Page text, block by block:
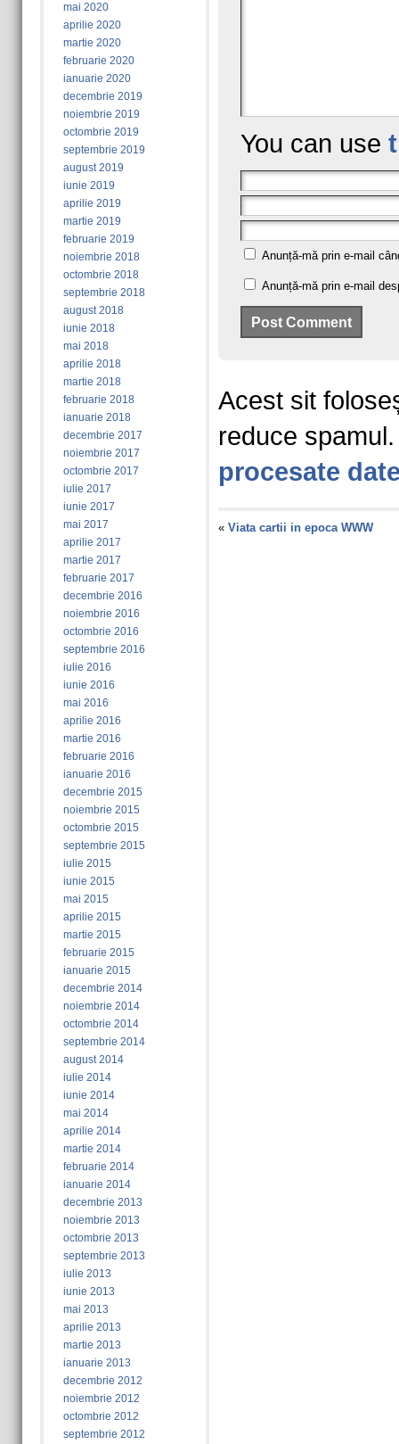
mai 2020
aprilie 2020
martie 2020
februarie 2020
ianuarie 2020
decembrie 2019
noiembrie 2019
octombrie 2019
septembrie 2019
august 2019
iunie 2019
aprilie 2019
martie 2019
februarie 2019
noiembrie 2018
octombrie 2018
septembrie 2018
august 2018
iunie 2018
mai 2018
aprilie 2018
martie 2018
februarie 2018
ianuarie 2018
decembrie 2017
noiembrie 2017
octombrie 2017
iulie 2017
iunie 2017
mai 2017
aprilie 2017
martie 2017
februarie 2017
decembrie 2016
noiembrie 2016
octombrie 2016
septembrie 2016
iulie 2016
iunie 2016
mai 2016
aprilie 2016
martie 2016
februarie 2016
ianuarie 2016
decembrie 2015
noiembrie 2015
octombrie 2015
septembrie 2015
iulie 2015
iunie 2015
mai 2015
aprilie 2015
martie 2015
februarie 2015
ianuarie 2015
decembrie 2014
noiembrie 2014
octombrie 2014
septembrie 2014
august 2014
iulie 2014
iunie 2014
mai 2014
aprilie 2014
martie 2014
februarie 2014
ianuarie 2014
decembrie 2013
noiembrie 2013
octombrie 2013
septembrie 2013
iulie 2013
iunie 2013
mai 2013
aprilie 2013
martie 2013
ianuarie 2013
decembrie 2012
noiembrie 2012
octombrie 2012
septembrie 2012
You can use
Anunță-mă prin e-mail
Anunță-mă prin e-mail
Acest sit
reduce
procesate
« Viata cartii in epoca WWW